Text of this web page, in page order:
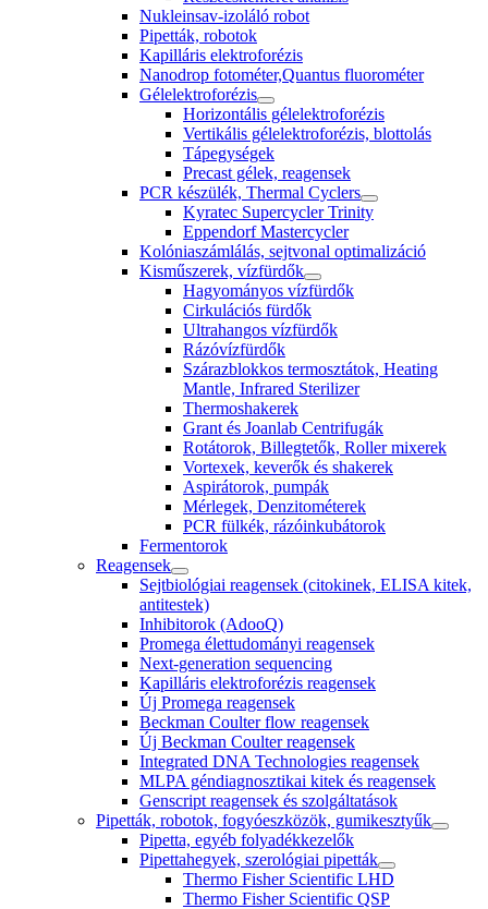
Nukleinsav-izoláló robot
Pipetták, robotok
Kapilláris elektroforézis
Nanodrop fotométer,Quantus fluorométer
Gélelektroforézis
Horizontális gélelektroforézis
Vertikális gélelektroforézis, blottolás
Tápegységek
Precast gélek, reagensek
PCR készülék, Thermal Cyclers
Kyratec Supercycler Trinity
Eppendorf Mastercycler
Kolóniaszámlálás, sejtvonal optimalizáció
Kisműszerek, vízfürdők
Hagyományos vízfürdők
Cirkulációs fürdők
Ultrahangos vízfürdők
Rázóvízfürdők
Szárazblokkos termosztátok, Heating
Mantle, Infrared Sterilizer
Thermoshakerek
Grant és Joanlab Centrifugák
Rotátorok, Billegtetők, Roller mixerek
Vortexek, keverők és shakerek
Aspirátorok, pumpák
Mérlegek, Denzitométerek
PCR fülkék, rázóinkubátorok
Fermentorok
Reagensek
Sejtbiológiai reagensek (citokinek, ELISA kitek,
antitestek)
Inhibitorok (AdooQ)
Promega élettudományi reagensek
Next-generation sequencing
Kapilláris elektroforézis reagensek
Új Promega reagensek
Beckman Coulter flow reagensek
Új Beckman Coulter reagensek
Integrated DNA Technologies reagensek
MLPA géndiagnosztikai kitek és reagensek
Genscript reagensek és szolgáltatások
Pipetták, robotok, fogyóeszközök, gumikesztyűk
Pipetta, egyéb folyadékkezelők
Pipettahegyek, szerológiai pipetták
Thermo Fisher Scientific LHD
Thermo Fisher Scientific QSP